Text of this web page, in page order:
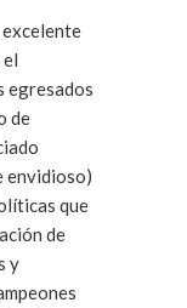
egresados
de
envidioso)
que
de
y